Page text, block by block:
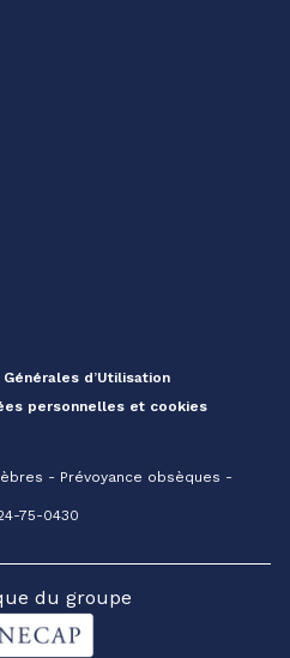
d’Utilisation
personnelles et cookies
- Prévoyance obsèques -
75-0430
du groupe